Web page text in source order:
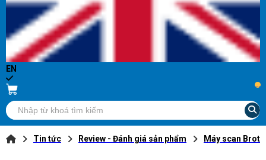
EN
...
Tin tức Review - Đánh giá sản phẩm Máy scan